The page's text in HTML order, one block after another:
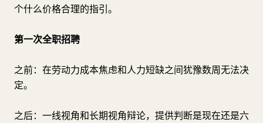
个什么价格合理的指引。
第一次全职招聘
之前：在劳动力成本焦虑和人力短缺之间犹豫数周无法决
定。
之后：一线视角和长期视角辩论，提供判断是现在还是六